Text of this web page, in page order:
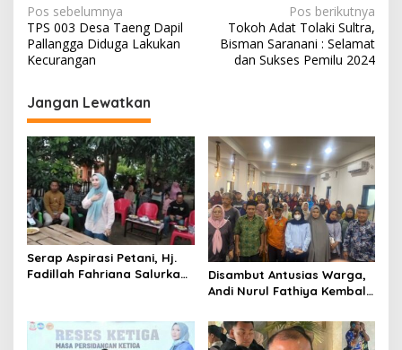
N
a
v
i
g
a
s
i
p
o
s
Pos sebelumnya
TPS 003 Desa Taeng Dapil
Pallangga Diduga Lakukan
Kecurangan
Pos berikutnya
Tokoh Adat Tolaki Sultra,
Bisman Saranani : Selamat
dan Sukses Pemilu 2024
Jangan Lewatkan
Serap Aspirasi Petani, Hj.
Fadillah Fahriana Salurkan
Disambut Antusias Warga,
Andi Nurul Fathiya Kembali